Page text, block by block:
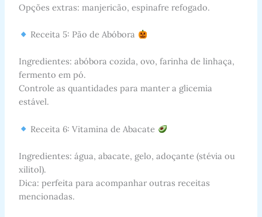
Opções extras: manjericão, espinafre refogado.
Receita 5: Pão de Abóbora
Ingredientes: abóbora cozida, ovo, farinha de linhaça,
fermento em pó.
Controle as quantidades para manter a glicemia
estável.
Receita 6: Vitamina de Abacate
Ingredientes: água, abacate, gelo, adoçante (stévia ou
xilitol).
Dica: perfeita para acompanhar outras receitas
mencionadas.